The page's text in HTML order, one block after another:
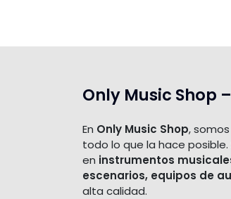
Only Music Shop
En Only Music Shop,
todo lo que la hace
en instrumentos
escenarios, equipos de
alta calidad.